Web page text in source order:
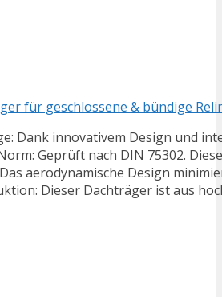
für geschlossene & bündige
Dank innovativem Design und
Geprüft nach DIN 75302.
aerodynamische Design
Dieser Dachträger ist aus